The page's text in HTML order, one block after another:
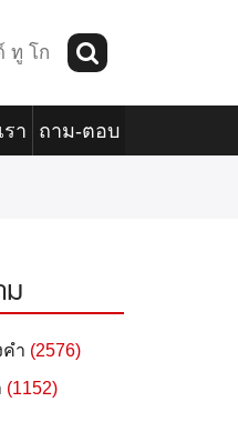
ทู โก
รา ถาม-ตอบ
คำ (2576)
(1152)